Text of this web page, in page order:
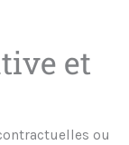
et
ou